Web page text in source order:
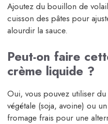
Ajoutez du bouillon de
cuisson des pâtes pour
alourdir la sauce.
Peut-on faire
crème liquide ?
Oui, vous pouvez utiliser
végétale (soja, avoine) ou
fromage frais pour une